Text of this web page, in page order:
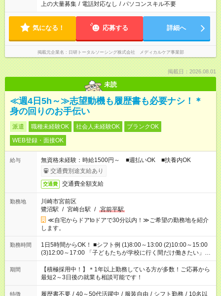
上の大量募集 / 電話対応なし / パソコンスキル不要
気になる！ 応募する 詳細へ
掲載元企業名 日研トータルソーシング株式会社 メディカルケア事業部
掲載日：2026.08.01
未読
≪週4日5h～≫志望動機も履歴書も必要ナシ！＊
身の回りのお手伝い
派遣 職種未経験OK 社会人未経験OK
ブランクOK
WEB登録・面接OK
給与
無資格未経験：時給1500円～ ■週払いOK ■扶養内OK
交通費別途支給あり
交通費 交通費全額支給
勤務地
川崎市宮前区
鷺沼駅 / 宮崎台駅 / 宮前平駅
≪自宅からドアtoドアで30分以内！≫ご希望の勤務地を紹介
します。
勤務時間
1日5時間からOK！ ■シフト例 (1)8:00～13:00 (2)10:00～15:00
(3)12:00～17:00 「子どもたちが学校に行く間だけ働きたい」
「余裕を持って夕飯の準備がしたい」 「午前中は働いて、午後
はプライベートの時間にしたい」 など、ご希望を教えてくださ
いね。 ※Wワーク希望の方へ 今ご覧のお仕事で希望する勤務時
間と、もう1つのお仕事の勤務時間。 合計で週40時間を超える
場合は応募できません。
期間
【積極採用中！】＊1年以上勤務している方が多数！ご応募から
最短2～3日後の就業も相談可能です！
特徴 履歴書不要 / 40～50代活躍中 / 服装自由 / シフト勤務 / 10名以